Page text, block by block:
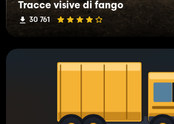
Tracce visive di fango
30 761